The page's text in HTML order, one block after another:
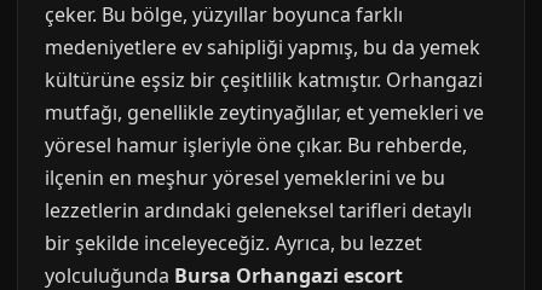
çeker. Bu bölge, yüzyıllar boyunca farklı
medeniyetlere ev sahipliği yapmış, bu da yemek
kültürüne eşsiz bir çeşitlilik katmıştır. Orhangazi
mutfağı, genellikle zeytinyağlılar, et yemekleri ve
yöresel hamur işleriyle öne çıkar. Bu rehberde,
ilçenin en meşhur yöresel yemeklerini ve bu
lezzetlerin ardındaki geleneksel tarifleri detaylı
bir şekilde inceleyeceğiz. Ayrıca, bu lezzet
yolculuğunda Bursa Orhangazi escort